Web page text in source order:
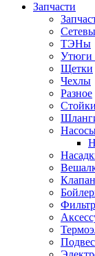
Запчасти
ТЭНы
Утюги
Щетки
Чехлы
Разное
Стойки